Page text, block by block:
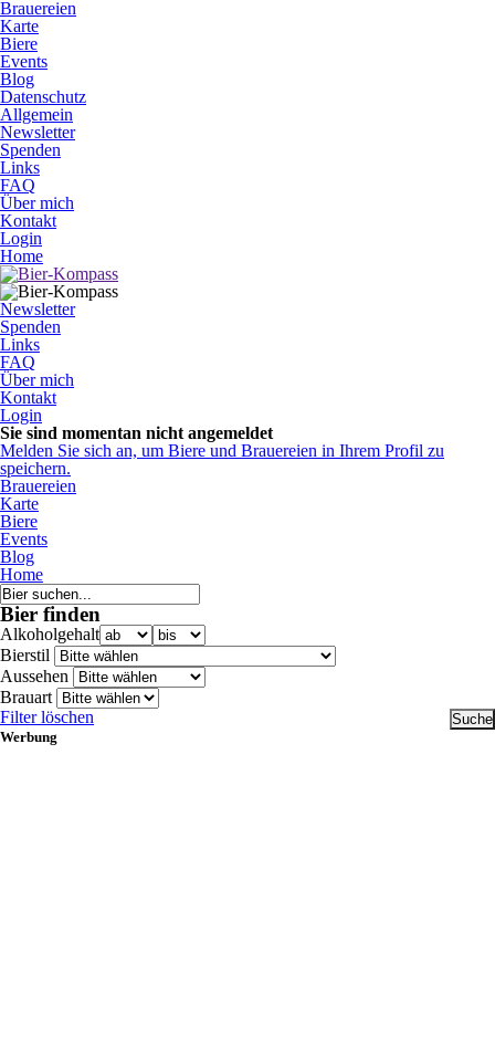
Brauereien
Karte
Biere
Events
Blog
Datenschutz
Allgemein
Newsletter
Spenden
Links
FAQ
Über mich
Kontakt
Login
Home
Newsletter
Spenden
Links
FAQ
Über mich
Kontakt
Login
Sie sind momentan nicht angemeldet
Melden Sie sich an, um Biere und Brauereien in Ihrem Profil zu
speichern.
Brauereien
Karte
Biere
Events
Blog
Home
Bier finden
Alkoholgehalt
Bierstil
Aussehen
Brauart
Filter löschen
Werbung